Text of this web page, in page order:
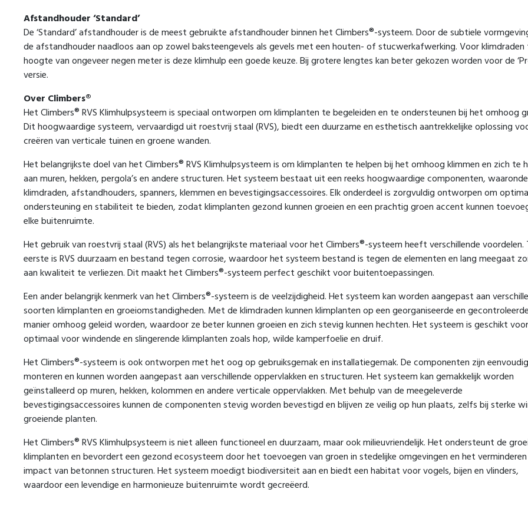
Afstandhouder ‘Standard’
De ‘Standard’ afstandhouder is de meest gebruikte afstandhouder binnen het Climbers®-systeem. Door de subtiele
de afstandhouder naadloos aan op zowel baksteengevels als gevels met een houten- of stucwerkafwerking. Voor
hoogte van ongeveer negen meter is deze klimhulp een goede keuze. Bij grotere lengtes kan beter gekozen worden voor de
versie.
Over Climbers®
Het Climbers® RVS Klimhulpsysteem is speciaal ontworpen om klimplanten te begeleiden en te ondersteunen bij het omhoog
Dit hoogwaardige systeem, vervaardigd uit roestvrij staal (RVS), biedt een duurzame en esthetisch aantrekkelijke oplossing
creëren van verticale tuinen en groene wanden.
Het belangrijkste doel van het Climbers® RVS Klimhulpsysteem is om klimplanten te helpen bij het omhoog klimmen en zich te
aan muren, hekken, pergola’s en andere structuren. Het systeem bestaat uit een reeks hoogwaardige componenten,
klimdraden, afstandhouders, spanners, klemmen en bevestigingsaccessoires. Elk onderdeel is zorgvuldig ontworpen om
ondersteuning en stabiliteit te bieden, zodat klimplanten gezond kunnen groeien en een prachtig groen accent kunnen
elke buitenruimte.
Het gebruik van roestvrij staal (RVS) als het belangrijkste materiaal voor het Climbers®-systeem heeft verschillende voordelen.
eerste is RVS duurzaam en bestand tegen corrosie, waardoor het systeem bestand is tegen de elementen en lang meegaat
aan kwaliteit te verliezen. Dit maakt het Climbers®-systeem perfect geschikt voor buitentoepassingen.
Een ander belangrijk kenmerk van het Climbers®-systeem is de veelzijdigheid. Het systeem kan worden aangepast aan
soorten klimplanten en groeiomstandigheden. Met de klimdraden kunnen klimplanten op een georganiseerde en
manier omhoog geleid worden, waardoor ze beter kunnen groeien en zich stevig kunnen hechten. Het systeem is geschikt voor
optimaal voor windende en slingerende klimplanten zoals hop, wilde kamperfoelie en druif.
Het Climbers®-systeem is ook ontworpen met het oog op gebruiksgemak en installatiegemak. De componenten zijn
monteren en kunnen worden aangepast aan verschillende oppervlakken en structuren. Het systeem kan gemakkelijk worden
geïnstalleerd op muren, hekken, kolommen en andere verticale oppervlakken. Met behulp van de meegeleverde
bevestigingsaccessoires kunnen de componenten stevig worden bevestigd en blijven ze veilig op hun plaats, zelfs bij sterke
groeiende planten.
Het Climbers® RVS Klimhulpsysteem is niet alleen functioneel en duurzaam, maar ook milieuvriendelijk. Het ondersteunt de
klimplanten en bevordert een gezond ecosysteem door het toevoegen van groen in stedelijke omgevingen en het
impact van betonnen structuren. Het systeem moedigt biodiversiteit aan en biedt een habitat voor vogels, bijen en vlinders,
waardoor een levendige en harmonieuze buitenruimte wordt gecreëerd.